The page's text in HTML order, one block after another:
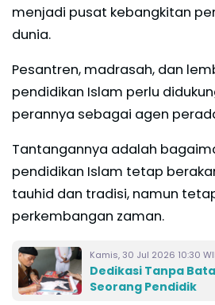
menjadi pusat kebangkitan
dunia.
Pesantren, madrasah, dan
pendidikan Islam perlu
perannya sebagai agen
Tantangannya adalah
pendidikan Islam tetap
tauhid dan tradisi, namun
perkembangan zaman.
Kamis, 30 Jul 2026 10:30
Dedikasi Tanpa
Seorang Pendidik